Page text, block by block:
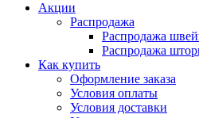
Акции
Распродажа
Распродажа
Распродажа
Как купить
Оформление заказа
Условия оплаты
Условия доставки